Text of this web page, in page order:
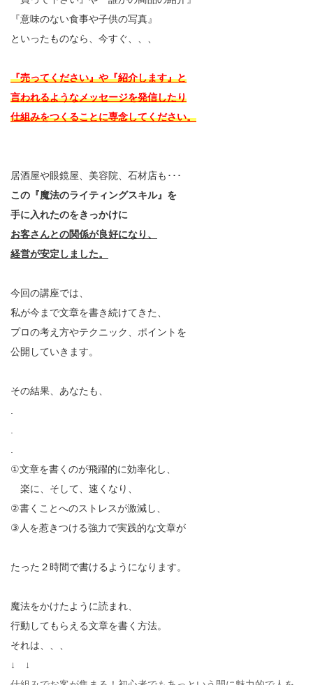
『意味のない食事や子供の写真』
といったものなら、今すぐ、、、
『売ってください』や『紹介します』と
言われるようなメッセージを発信したり
仕組みをつくることに専念してください。
居酒屋や眼鏡屋、美容院、石材店も･･･
この『魔法のライティングスキル』を
手に入れたのをきっかけに
お客さんとの関係が良好になり、
経営が安定しました。
今回の講座では、
私が今まで文章を書き続けてきた、
プロの考え方やテクニック、ポイントを
公開していきます。
その結果、あなたも、
①文章を書くのが飛躍的に効率化し、
楽に、そして、速くなり、
②書くことへのストレスが激減し、
③人を惹きつける強力で実践的な文章が
たった２時間で書けるようになります。
魔法をかけたように読まれ、
行動してもらえる文章を書く方法。
それは、、、
↓ ↓